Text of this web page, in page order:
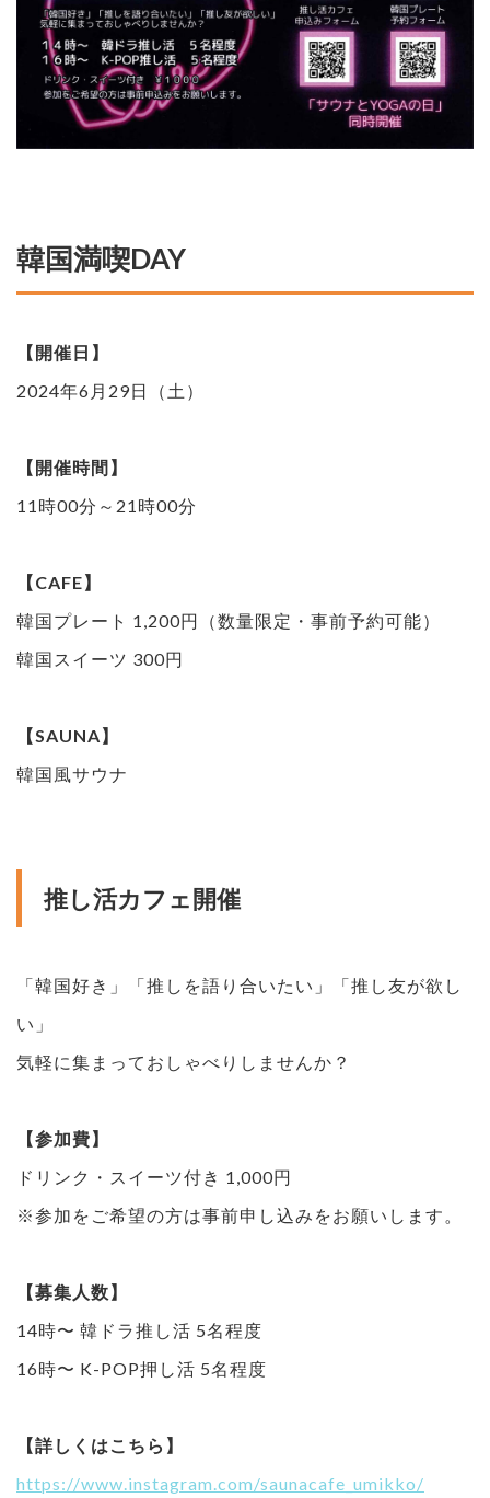
韓国満喫DAY
【開催日】
2024年6月29日（土）
【開催時間】
11時00分～21時00分
【CAFE】
韓国プレート 1,200円（数量限定・事前予約可能）
韓国スイーツ 300円
【SAUNA】
韓国風サウナ
推し活カフェ開催
「韓国好き」「推しを語り合いたい」「推し友が欲し
い」
気軽に集まっておしゃべりしませんか？
【参加費】
ドリンク・スイーツ付き 1,000円
※参加をご希望の方は事前申し込みをお願いします。
【募集人数】
14時〜 韓ドラ推し活 5名程度
16時〜 K-POP押し活 5名程度
【詳しくはこちら】
https://www.instagram.com/saunacafe_umikko/